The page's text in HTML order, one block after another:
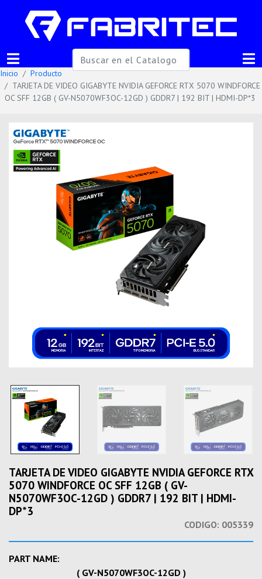
Inicio
Producto
TARJETA DE VIDEO GIGABYTE NVIDIA GEFORCE RTX 5070 WINDFORCE
OC SFF 12GB ( GV-N5070WF3OC-12GD ) GDDR7 | 192 BIT | HDMI-DP*3
TARJETA DE VIDEO GIGABYTE NVIDIA GEFORCE RTX
5070 WINDFORCE OC SFF 12GB ( GV-
N5070WF3OC-12GD ) GDDR7 | 192 BIT | HDMI-
DP*3
CODIGO: 005339
PART NAME:
( GV-N5070WF3OC-12GD )